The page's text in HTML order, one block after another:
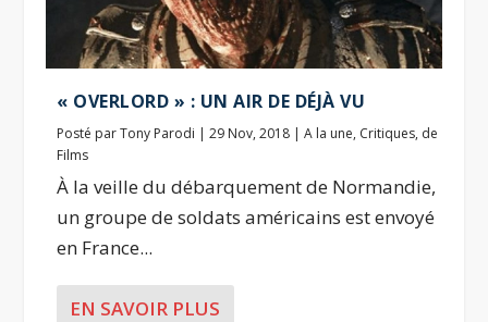
« OVERLORD » : UN AIR DE DÉJÀ VU
Posté parTony Parodi |29 Nov, 2018 |A la une, Critiques, de
Films
À la veille du débarquement de Normandie,
un groupe de soldats américains est envoyé
en France...
EN SAVOIR PLUS